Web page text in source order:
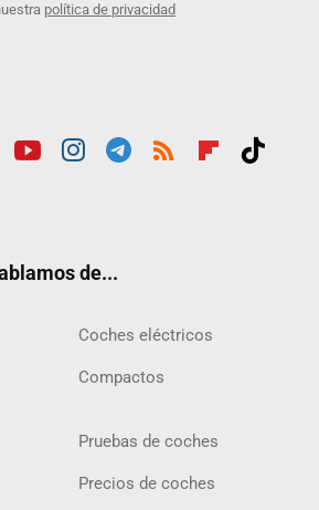
política de privacidad
de...
Coches eléctricos
Compactos
Pruebas de coches
Precios de coches